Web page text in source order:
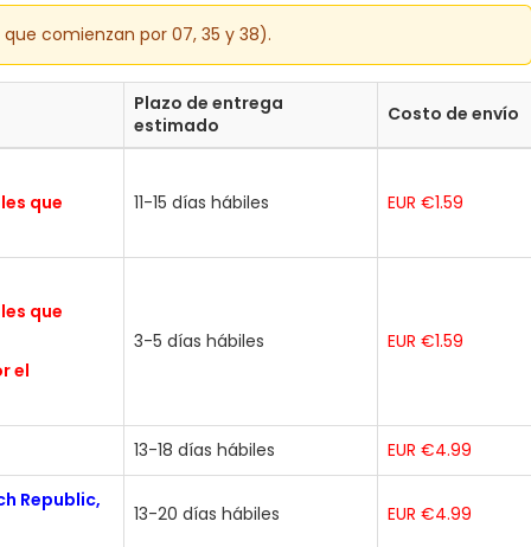
comienzan por 07, 35 y 38).
Plazo de entrega
estimado
Costo de envío
que 11-15 días hábiles EUR €1.59
que
el
3-5 días hábiles EUR €1.59
13-18 días hábiles EUR €4.99
Republic,
13-20 días hábiles EUR €4.99